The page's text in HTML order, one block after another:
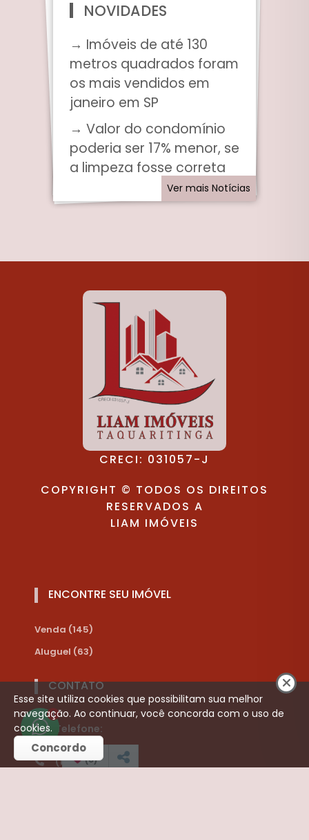
NOVIDADES
→ Imóveis de até 130
metros quadrados foram
os mais vendidos em
janeiro em SP
→ Valor do condomínio
poderia ser 17% menor, se
a limpeza fosse correta
Ver mais Notícias
CRECI: 031057-J
COPYRIGHT © TODOS OS DIREITOS
RESERVADOS A
LIAM IMÓVEIS
ENCONTRE SEU IMÓVEL
Venda (145)
Aluguel (63)
CONTATO
Telefone:
(16) 3252-3421
1
(0)
Esse site utiliza cookies que possibilitam sua melhor
navegação. Ao continuar, você concorda com o uso de
cookies.
Concordo